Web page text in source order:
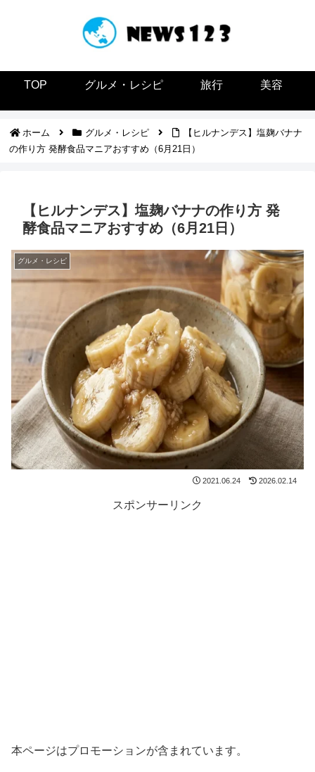
TOP グルメ・レシピ 旅行 美容
ホーム グルメ・レシピ
【ヒルナンデス】塩麹バナナ
の作り方 発酵食品マニアおすすめ（6月21日）
【ヒルナンデス】塩麹バナナの作り方 発
酵食品マニアおすすめ（6月21日）
グルメ・レシピ
2021.06.24 2026.02.14
スポンサーリンク
本ページはプロモーションが含まれています。